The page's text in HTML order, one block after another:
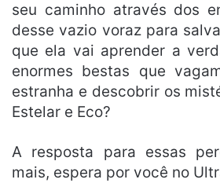
seu caminho através dos
desse vazio voraz para
que ela vai aprender a
enormes bestas que
estranha e descobrir os
Estelar e Eco?
A resposta para essas
mais, espera por você no